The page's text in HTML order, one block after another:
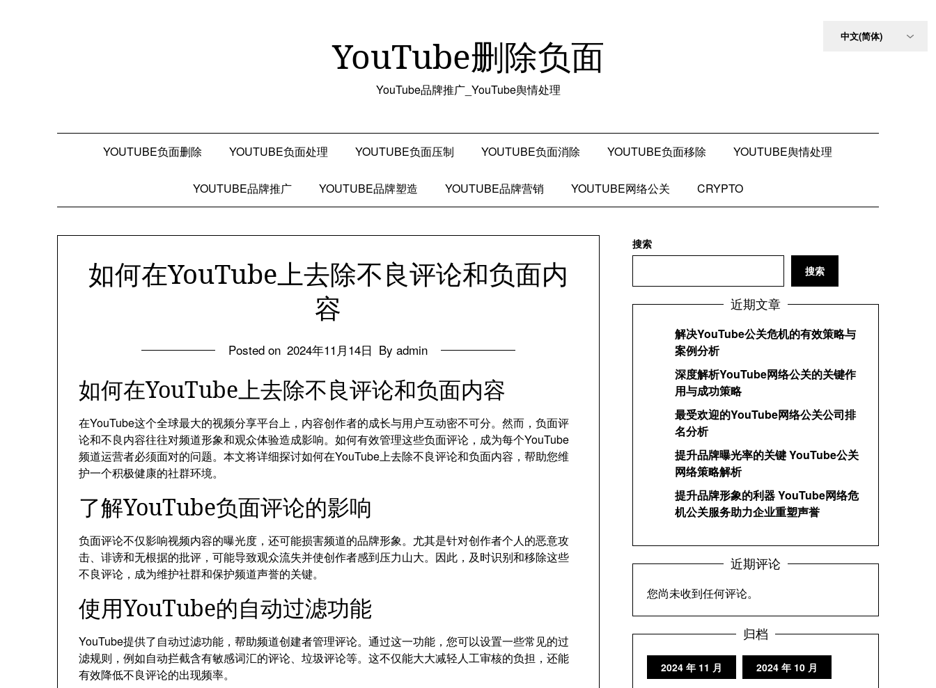
YouTube删除负面
YouTube品牌推广_YouTube舆情处理
YOUTUBE负面删除 YOUTUBE负面处理 YOUTUBE负面压制 YOUTUBE负面消除 YOUTUBE负面移除 YOUTUBE舆情处理
YOUTUBE品牌推广 YOUTUBE品牌塑造 YOUTUBE品牌营销 YOUTUBE网络公关 CRYPTO
如何在YouTube上去除不良评论和负面内
容
Posted on 2024年11月14日 By admin
如何在YouTube上去除不良评论和负面内容
在YouTube这个全球最大的视频分享平台上，内容创作者的成长与用户互动密不可分。然而，负面评
论和不良内容往往对频道形象和观众体验造成影响。如何有效管理这些负面评论，成为每个YouTube
频道运营者必须面对的问题。本文将详细探讨如何在YouTube上去除不良评论和负面内容，帮助您维
护一个积极健康的社群环境。
了解YouTube负面评论的影响
负面评论不仅影响视频内容的曝光度，还可能损害频道的品牌形象。尤其是针对创作者个人的恶意攻
击、诽谤和无根据的批评，可能导致观众流失并使创作者感到压力山大。因此，及时识别和移除这些
不良评论，成为维护社群和保护频道声誉的关键。
使用YouTube的自动过滤功能
YouTube提供了自动过滤功能，帮助频道创建者管理评论。通过这一功能，您可以设置一些常见的过
滤规则，例如自动拦截含有敏感词汇的评论、垃圾评论等。这不仅能大大减轻人工审核的负担，还能
有效降低不良评论的出现频率。
搜索
搜索
近期文章
解决YouTube公关危机的有效策略与
案例分析
深度解析YouTube网络公关的关键作
用与成功策略
最受欢迎的YouTube网络公关公司排
名分析
提升品牌曝光率的关键 YouTube公关
网络策略解析
提升品牌形象的利器 YouTube网络危
机公关服务助力企业重塑声誉
近期评论
您尚未收到任何评论。
归档
2024 年 11 月 2024 年 10 月